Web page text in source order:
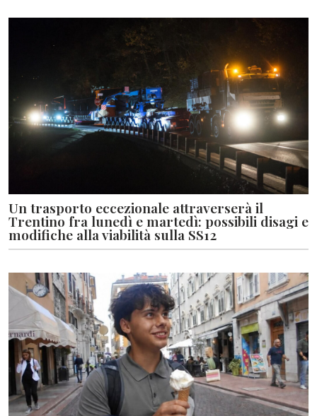
Un trasporto eccezionale attraverserà il
Trentino fra lunedì e martedì: possibili disagi e
modifiche alla viabilità sulla SS12